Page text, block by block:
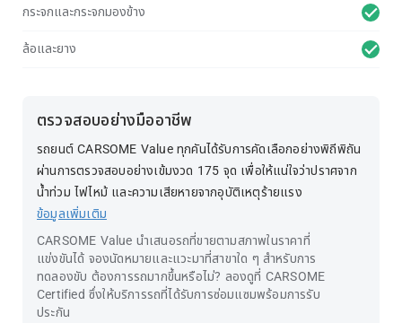
กระจกและกระจกมองข้าง
ล้อและยาง
ตรวจสอบอย่างมืออาชีพ
รถยนต์ CARSOME Value ทุกคันได้รับการคัดเลือกอย่างพิถีพิถัน
ผ่านการตรวจสอบอย่างเข้มงวด 175 จุด เพื่อให้แน่ใจว่าปราศจาก
น้ำท่วม ไฟไหม้ และความเสียหายจากอุบัติเหตุร้ายแรง
ข้อมูลเพิ่มเติม
CARSOME Value นำเสนอรถที่ขายตามสภาพในราคาที่
แข่งขันได้ จองนัดหมายและแวะมาที่สาขาใด ๆ สำหรับการ
ทดลองขับ ต้องการรถมากขึ้นหรือไม่? ลองดูที่ CARSOME
Certified ซึ่งให้บริการรถที่ได้รับการซ่อมแซมพร้อมการรับ
ประกัน